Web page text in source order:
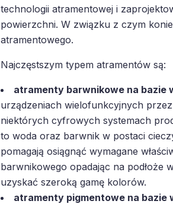
technologii atramentowej i
powierzchni. W związku z czym
atramentowego.
Najczęstszym typem atramentów są:
atramenty barwnikowe na bazie
urządzeniach wielofunkcyjnych
niektórych cyfrowych systemach
to woda oraz barwnik w postaci
pomagają osiągnąć wymagane
barwnikowego opadając na podłoże
uzyskać szeroką gamę kolorów.
atramenty pigmentowe na bazie